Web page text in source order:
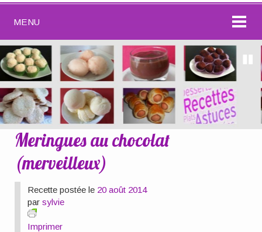
MENU
Meringues au chocolat
(merveilleux)
Recette postée le 20 août 2014
parsylvie
Imprimer